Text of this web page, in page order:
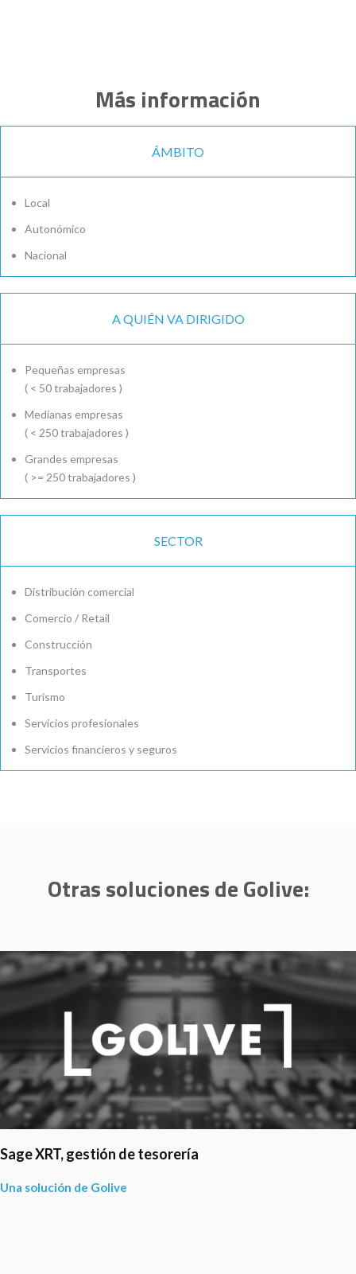
Más información
ÁMBITO
Local
Autonómico
Nacional
A QUIÉN VA DIRIGIDO
Pequeñas empresas
( < 50 trabajadores )
Medianas empresas
( < 250 trabajadores )
Grandes empresas
( >= 250 trabajadores )
SECTOR
Distribución comercial
Comercio / Retail
Construcción
Transportes
Turismo
Servicios profesionales
Servicios financieros y seguros
Otras soluciones de Golive:
Sage XRT, gestión de tesorería
Una solución de Golive